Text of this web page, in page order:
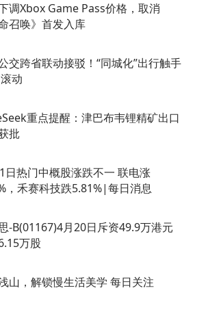
调Xbox Game Pass价格，取消
命召唤》首发入库
交跨省联动接驳！“同城化”出行触手
动
重点提醒：津巴布韦锂精矿出口
批
日热门中概股涨跌不一 联电涨
，禾赛科技跌5.81%|每日消息
-B(01167)4月20日斥资49.9万港元
万股
山，解锁慢生活美学 每日关注